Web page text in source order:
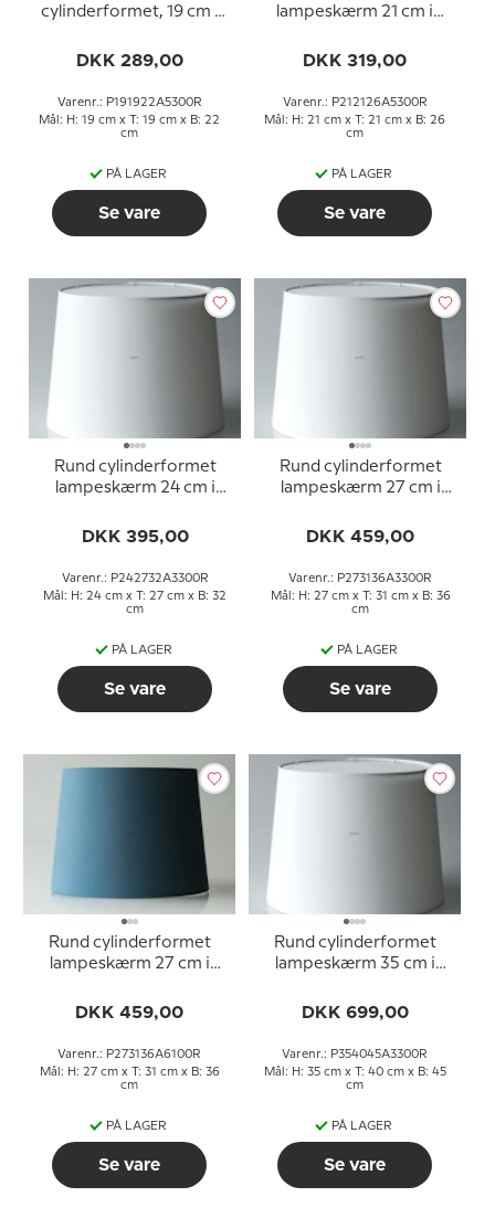
cylinderformet, 19 cm i
DKK 289,00
Varenr.: P191922A5300R
Mål: H: 19 cm x T: 19 cm x B: 22
cm
PÅ LAGER
Se vare
lampeskærm 21 cm i
DKK 319,00
Varenr.: P212126A5300R
Mål: H: 21 cm x T: 21 cm x B: 26
cm
PÅ LAGER
Se vare
Rund cylinderformet
lampeskærm 24 cm i
DKK 395,00
Varenr.: P242732A3300R
Mål: H: 24 cm x T: 27 cm x B: 32
cm
PÅ LAGER
Se vare
Rund cylinderformet
lampeskærm 27 cm i
DKK 459,00
Varenr.: P273136A3300R
Mål: H: 27 cm x T: 31 cm x B: 36
cm
PÅ LAGER
Se vare
Rund cylinderformet
lampeskærm 27 cm i
DKK 459,00
Varenr.: P273136A6100R
Mål: H: 27 cm x T: 31 cm x B: 36
cm
PÅ LAGER
Se vare
Rund cylinderformet
lampeskærm 35 cm i
DKK 699,00
Varenr.: P354045A3300R
Mål: H: 35 cm x T: 40 cm x B: 45
cm
PÅ LAGER
Se vare